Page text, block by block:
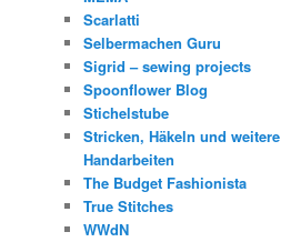
Scarlatti
Selbermachen Guru
Sigrid – sewing projects
Spoonflower Blog
Stichelstube
Stricken, Häkeln und weitere
Handarbeiten
The Budget Fashionista
True Stitches
WWdN